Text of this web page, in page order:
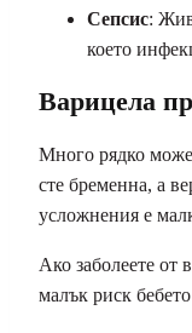
Сепсис:
което
Варицела
Много рядко може
сте бременна, а
усложнения е
Ако заболеете от
малък риск